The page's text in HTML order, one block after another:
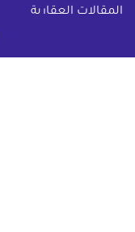
المقالات العقارية